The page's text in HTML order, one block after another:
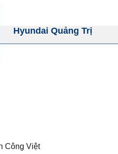
Hyundai Quảng Trị
Công Việt